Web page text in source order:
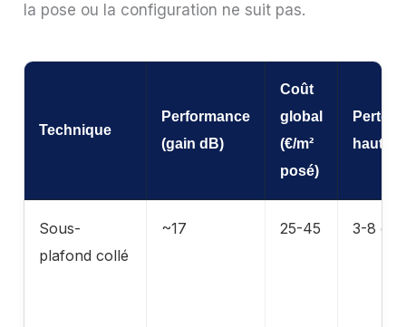
la pose ou la configuration ne suit pas.
Technique
Performance
(gain dB)
Coût
global
(€/m²
posé)
Perte
hauteur
Sous-
plafond collé
~17 25-45 3-8 cm